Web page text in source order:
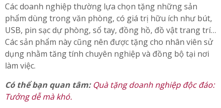
Các doanh nghiệp thường lựa chọn tặng những sản
phẩm dùng trong văn phòng, có giá trị hữu ích như bút,
USB, pin sạc dự phòng, sổ tay, đồng hồ, đồ vật trang trí…
Các sản phẩm này cũng nên được tặng cho nhân viên sử
dụng nhằm tăng tính chuyên nghiệp và đồng bộ tại nơi
làm việc.
Có thể bạn quan tâm: Quà tặng doanh nghiệp độc đáo:
Tưởng dễ mà khó.